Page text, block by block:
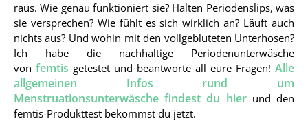
raus. Wie genau funktioniert sie? Halten Periodenslips, was
sie versprechen? Wie fühlt es sich wirklich an? Läuft auch
nichts aus? Und wohin mit den vollgebluteten Unterhosen?
Ich habe die nachhaltige Periodenunterwäsche
von femtis getestet und beantworte all eure Fragen! Alle
allgemeinen Infos rund um
Menstruationsunterwäsche findest du hierund den
femtis-Produkttest bekommst du jetzt.